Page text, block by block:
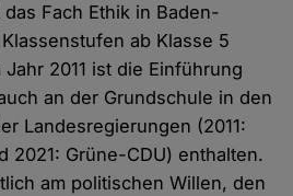
Fach Ethik in Baden-
ab Klasse 5
2011 ist die Einführung
an der Grundschule in den
Landesregierungen (2011:
2021: Grüne-CDU) enthalten.
am politischen Willen, den